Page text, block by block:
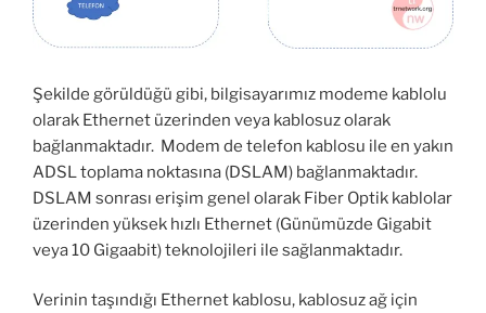
Şekilde görüldüğü gibi, bilgisayarımız modeme kablolu
olarak Ethernet üzerinden veya kablosuz olarak
bağlanmaktadır. Modem de telefon kablosu ile en yakın
ADSL toplama noktasına (DSLAM) bağlanmaktadır.
DSLAM sonrası erişim genel olarak Fiber Optik kablolar
üzerinden yüksek hızlı Ethernet (Günümüzde Gigabit
veya 10 Gigaabit) teknolojileri ile sağlanmaktadır.
Verinin taşındığı Ethernet kablosu, kablosuz ağ için